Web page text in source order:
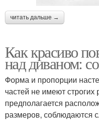
читать дальше →
Как красиво
над диваном:
Форма и пропорции
частей не имеют
предполагается
размеров, соблюдаются